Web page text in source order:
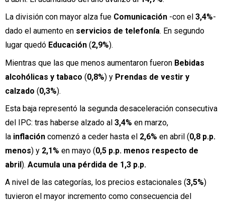
La división con mayor alza fue Comunicación -con el 3,4%-
dado el aumento en servicios de telefonía. En segundo
lugar quedó Educación (2,9%).
Mientras que las que menos aumentaron fueron Bebidas
alcohólicas y tabaco (0,8%) y Prendas de vestir y
calzado (0,3%).
Esta baja representó la segunda desaceleración consecutiva
del IPC: tras haberse alzado al 3,4% en marzo,
la inflación comenzó a ceder hasta el 2,6% en abril (0,8 p.p.
menos) y 2,1% en mayo (0,5 p.p. menos respecto de
abril). Acumula una pérdida de 1,3 p.p.
A nivel de las categorías, los precios estacionales (3,5%)
tuvieron el mayor incremento como consecuencia del